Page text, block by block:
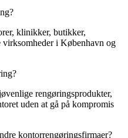
klinikker, butikker,
i København og
rengøringsprodukter,
uden at gå på kompromis
kontorrengøringsfirmaer?